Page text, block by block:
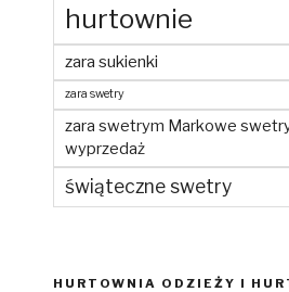
hurtownie
zara sukienki
zara swetry
zara swetrym Markowe
wyprzedaż
świąteczne swetry
HURTOWNIA ODZIEŻY I